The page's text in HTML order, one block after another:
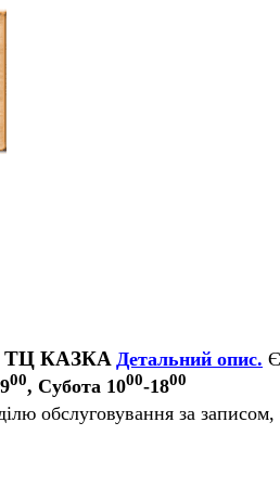
ТЦ КАЗКА Детальний опис.
00, Субота 1000-1800
обслуговування за